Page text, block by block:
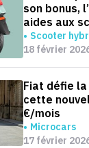
son bonus,
aides aux
jusqu’en
Scooter
18 février
Fiat défie la
cette
€/mois
Microcars
17 février